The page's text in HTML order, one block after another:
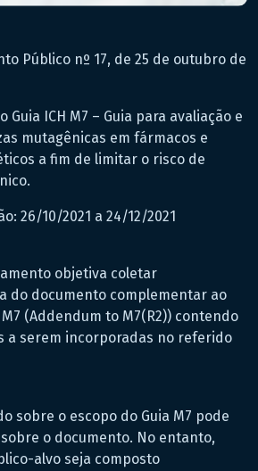
Público nº 17, de 25 de outubro de
Guia ICH M7 – Guia para avaliação e
mutagênicas em fármacos e
a fim de limitar o risco de
26/10/2021 a 24/12/2021
objetiva coletar
do documento complementar ao
(Addendum to M7(R2)) contendo
a serem incorporadas no referido
sobre o escopo do Guia M7 pode
o documento. No entanto,
alvo seja composto